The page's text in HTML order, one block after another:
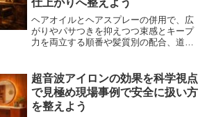
仕上がりへ整えよう
ヘアオイルとヘアスプレーの併用で、広
がりやパサつきを抑えつつ束感とキープ
力を両立する順番や髪質別の配合、道具
湿度や静電気に強い一日の仕上がりへ。
超音波アイロンの効果を科学視点
で見極め現場事例で安全に扱い方
を整えよう